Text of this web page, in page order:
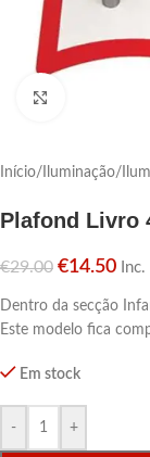
Início/ Iluminação/
Plafond Livro
€29.00 €14.50
Dentro da secção
Este modelo fica
Em stock
- +